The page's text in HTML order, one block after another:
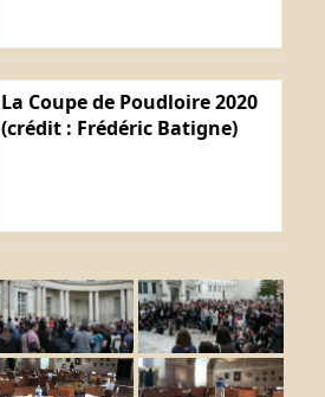
La Coupe de Poudloire 2020
(crédit : Frédéric Batigne)